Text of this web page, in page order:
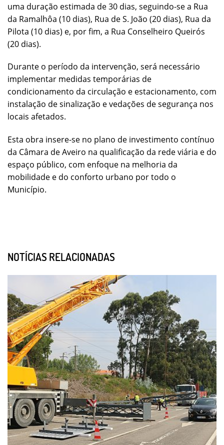
uma duração estimada de 30 dias, seguindo-se a Rua
da Ramalhôa (10 dias), Rua de S. João (20 dias), Rua da
Pilota (10 dias) e, por fim, a Rua Conselheiro Queirós
(20 dias).
Durante o período da intervenção, será necessário
implementar medidas temporárias de
condicionamento da circulação e estacionamento, com
instalação de sinalização e vedações de segurança nos
locais afetados.
Esta obra insere-se no plano de investimento contínuo
da Câmara de Aveiro na qualificação da rede viária e do
espaço público, com enfoque na melhoria da
mobilidade e do conforto urbano por todo o
Município.
NOTÍCIAS RELACIONADAS